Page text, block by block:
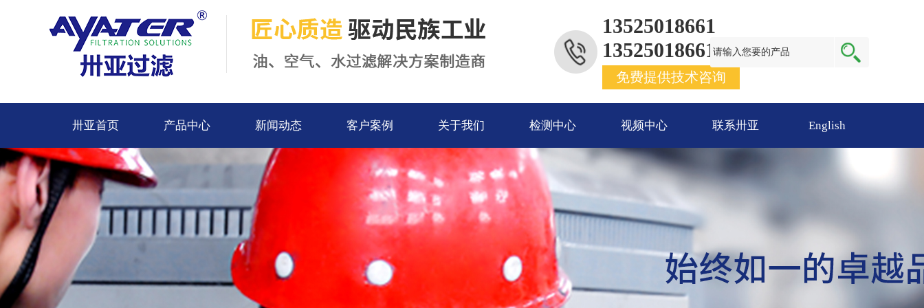
13525018661
13525018661
免费提供技术咨询
卅亚首页 产品中心 新闻动态 客户案例 关于我们 检测中心 视频中心 联系卅亚 English